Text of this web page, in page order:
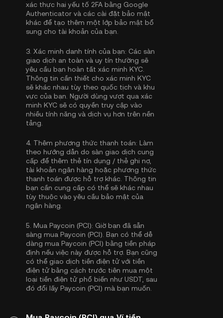
xác thực hai yếu tố 2FA bằng Google
Authenticator và các cài đặt bảo mật
khác để tạo thêm một lớp bảo mật bổ
sung cho tài khoản của bạn.
3. Xác minh danh tính của bạn: Các sàn
giao dịch an toàn và uy tín thường sẽ
yêu cầu bạn hoàn tất xác minh KYC
Thông tin cần thiết cho xác minh KYC
sẽ khác nhau tùy theo quốc tịch và khu
vực của bạn. Người dùng vượt qua xác
minh KYC sẽ có quyền truy cập vào
nhiều tính năng và dịch vụ hơn trên nền
tảng.
4. Thêm phương thức thanh toán: Làm
theo hướng dẫn do sàn giao dịch cung
cấp để thêm thẻ tín dụng / thẻ ghi nợ,
tài khoản ngân hàng hoặc phương thức
thanh toán được hỗ trợ khác. Thông tin
bạn cần cung cấp có thể sẽ khác nhau
tùy thuộc vào yêu cầu bảo mật của
ngân hàng.
5. Mua Paycoin (PCI): Giờ bạn đã sẵn
sàng mua Paycoin (PCI). Bạn có thể dễ
dàng mua Paycoin (PCI) bằng tiền pháp
định nếu việc này được hỗ trợ. Bạn cũng
có thể giao dịch tiền điện tử với tiền
điện tử bằng cách trước tiên mua một
loại tiền điện tử phổ biến như USDT , sau
đó đổi lấy Paycoin (PCI) mà bạn muốn.